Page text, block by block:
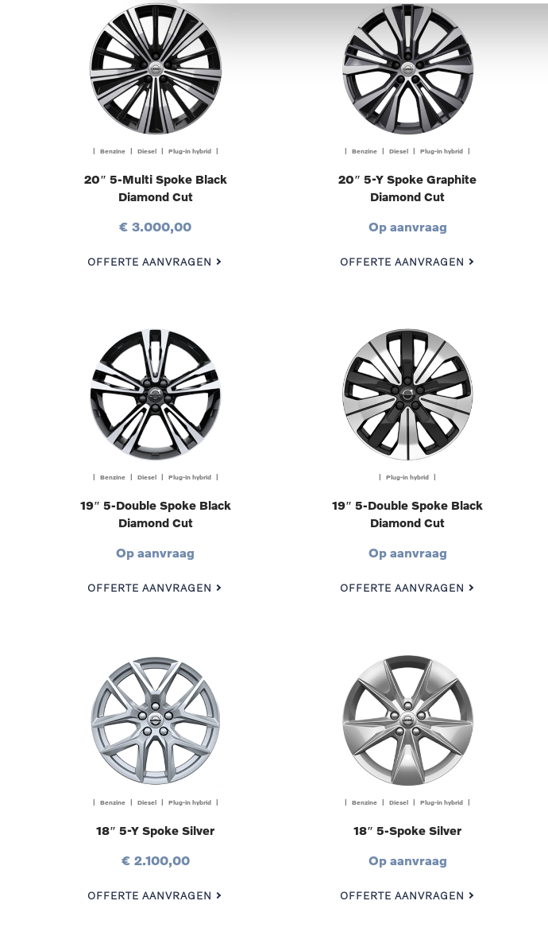
| Benzine | Diesel | Plug-in hybrid |
20″ 5-Multi Spoke Black
Diamond Cut
€ 3.000,00
OFFERTE AANVRAGEN
| Benzine | Diesel | Plug-in hybrid |
20″ 5-Y Spoke Graphite
Diamond Cut
Op aanvraag
OFFERTE AANVRAGEN
| Benzine | Diesel | Plug-in hybrid |
19″ 5-Double Spoke Black
Diamond Cut
Op aanvraag
OFFERTE AANVRAGEN
| Plug-in hybrid |
19″ 5-Double Spoke Black
Diamond Cut
Op aanvraag
OFFERTE AANVRAGEN
| Benzine | Diesel | Plug-in hybrid |
18″ 5-Y Spoke Silver
€ 2.100,00
OFFERTE AANVRAGEN
| Benzine | Diesel | Plug-in hybrid |
18″ 5-Spoke Silver
Op aanvraag
OFFERTE AANVRAGEN